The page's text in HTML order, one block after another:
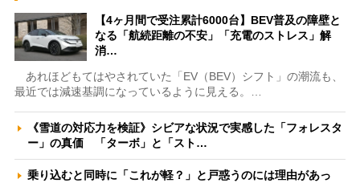
【4ヶ月間で受注累計6000台】BEV普及の障壁と
なる「航続距離の不安」「充電のストレス」解
消…
あれほどもてはやされていた「EV（BEV）シフト」の潮流も、
最近では減速基調になっているように見える。…
《雪道の対応力を検証》シビアな状況で実感した「フォレスタ
ー」の真価 「ターボ」と「スト…
乗り込むと同時に「これが軽？」と戸惑うのには理由があっ